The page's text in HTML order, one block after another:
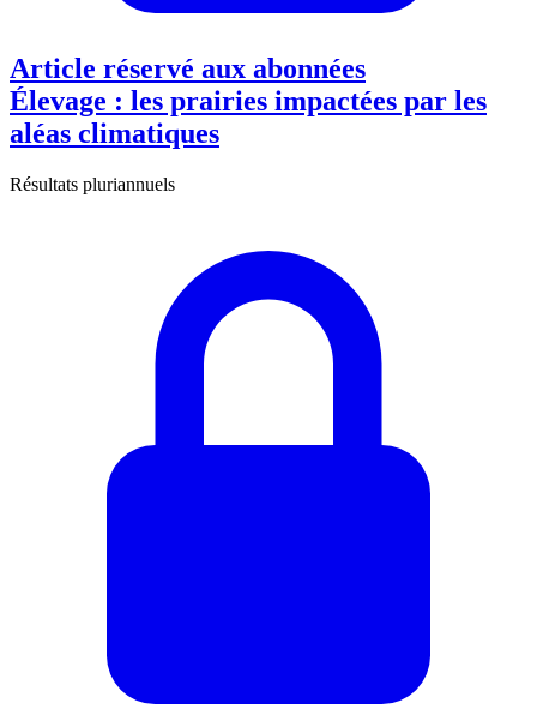
Article réservé aux abonnées
Élevage : les prairies impactées par les
aléas climatiques
Résultats pluriannuels